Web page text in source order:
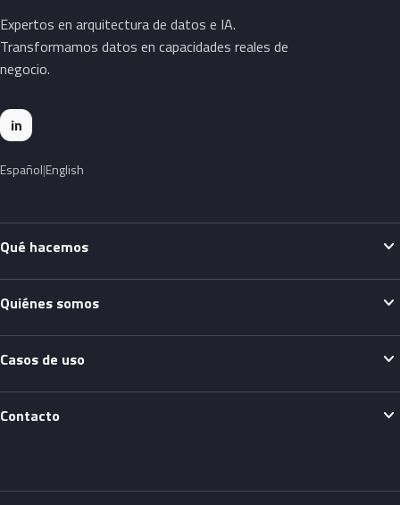
Expertos en arquitectura de datos e IA.
Transformamos datos en capacidades reales de
negocio.
in
Español English
Qué hacemos expand_more
Quiénes somos expand_more
Casos de uso expand_more
Contacto expand_more